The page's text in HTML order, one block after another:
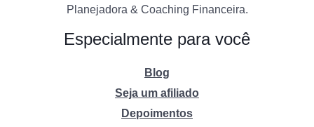
Planejadora & Coaching Financeira.
Especialmente para você
Blog
Seja um afiliado
Depoimentos